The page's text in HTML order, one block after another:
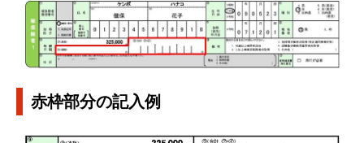
赤枠部分の記入例